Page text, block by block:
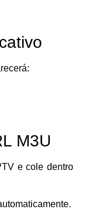
M3U
e cole dentro